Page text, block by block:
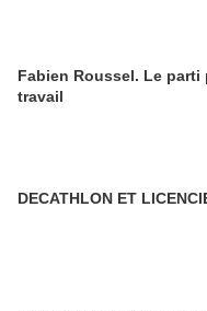
Fabien Roussel. Le parti
travail
DECATHLON ET